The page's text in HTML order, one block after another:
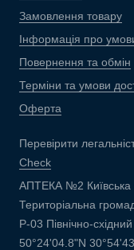
Замовлення товару
Інформація про
Повернення та обмін
Терміни та умови
Оферта
Перевірити
Check
АПТЕКА №2 Київська
Територіальна
Р-03 Північно-
50°24'04.8"N